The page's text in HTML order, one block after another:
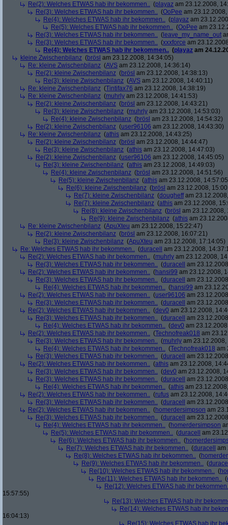
Re(2): Welches ETWAS hab ihr bekommen.. (playaz am 23.12.2008,
Re(3): Welches ETWAS hab ihr bekommen.. (OoPee am
Re(4): Welches ETWAS hab ihr bekommen.. (playaz am
Re(5): Welches ETWAS hab ihr bekommen.. (OoPee am
Re(3): Welches ETWAS hab ihr bekommen.. ( leave_my_name_out
Re(3): Welches ETWAS hab ihr bekommen.. (xxxforce am
Re(4): Welches ETWAS hab ihr bekommen.. (playaz am
kleine Zwischenbilanz (brösl am 23.12.2008, 14:34:05)
Re: kleine Zwischenbilanz (AVS am 23.12.2008, 14:36:14)
Re(2): kleine Zwischenbilanz (brösl am 23.12.2008, 14:38:13)
Re(3): kleine Zwischenbilanz (AVS am 23.12.2008, 14:40:11)
Re: kleine Zwischenbilanz (Tintifax76 am 23.12.2008, 14:38:19)
Re: kleine Zwischenbilanz (muhrly am 23.12.2008, 14:41:53)
Re(2): kleine Zwischenbilanz (brösl am 23.12.2008, 14:43:21)
Re(3): kleine Zwischenbilanz (muhrly am 23.12.2008, 14:53:03)
Re(4): kleine Zwischenbilanz (brösl am 23.12.2008, 14:54:32)
Re(2): kleine Zwischenbilanz (user96106 am 23.12.2008, 14:43:30)
Re: kleine Zwischenbilanz (athis am 23.12.2008, 14:43:25)
Re(2): kleine Zwischenbilanz (brösl am 23.12.2008, 14:44:47)
Re(3): kleine Zwischenbilanz (athis am 23.12.2008, 14:47:03)
Re(2): kleine Zwischenbilanz (user96106 am 23.12.2008, 14:45:05)
Re(3): kleine Zwischenbilanz (athis am 23.12.2008, 14:49:03)
Re(4): kleine Zwischenbilanz (brösl am 23.12.2008, 14:51:56)
Re(5): kleine Zwischenbilanz (athis am 23.12.2008,
Re(6): kleine Zwischenbilanz (brösl am 23.12.2008,
Re(7): kleine Zwischenbilanz (dougheffam
Re(7): kleine Zwischenbilanz (athis am 23.12.2008,
Re(8): kleine Zwischenbilanz (brösl am 23.12.2008,
Re(9): kleine Zwischenbilanz (athis am
Re: kleine Zwischenbilanz (ApuXteu am 23.12.2008, 15:22:47)
Re(2): kleine Zwischenbilanz (brösl am 23.12.2008, 16:07:21)
Re(3): kleine Zwischenbilanz (ApuXteu am 23.12.2008, 17:14:05)
Re: Welches ETWAS hab ihr bekommen.. (duracell
am 23.12.2008,
Re(2): Welches ETWAS hab ihr bekommen.. (muhrly am 23.12.2008,
Re(3): Welches ETWAS hab ihr bekommen.. (duracell
am
Re(2): Welches ETWAS hab ihr bekommen.. (hansi99 am 23.12.2008,
Re(3): Welches ETWAS hab ihr bekommen.. (duracell
am
Re(4): Welches ETWAS hab ihr bekommen.. (hansi99 am
Re(2): Welches ETWAS hab ihr bekommen.. (user96106 am
Re(3): Welches ETWAS hab ihr bekommen.. (duracell
am
Re(2): Welches ETWAS hab ihr bekommen.. (dev0 am 23.12.2008,
Re(3): Welches ETWAS hab ihr bekommen.. (duracell
am
Re(4): Welches ETWAS hab ihr bekommen.. (dev0 am
Re(2): Welches ETWAS hab ihr bekommen.. (Technofreak018 am
Re(3): Welches ETWAS hab ihr bekommen.. (muhrly am
Re(4): Welches ETWAS hab ihr bekommen.. (Technofreak018 am
Re(3): Welches ETWAS hab ihr bekommen.. (duracell
am
Re(2): Welches ETWAS hab ihr bekommen.. (athis am 23.12.2008,
Re(3): Welches ETWAS hab ihr bekommen.. (dev0 am 23.12.2008,
Re(3): Welches ETWAS hab ihr bekommen.. (duracell
am
Re(4): Welches ETWAS hab ihr bekommen.. (athis am
Re(2): Welches ETWAS hab ihr bekommen.. (rufus am 23.12.2008,
Re(3): Welches ETWAS hab ihr bekommen.. (duracell
am
Re(2): Welches ETWAS hab ihr bekommen.. (homerdersimpson am
Re(3): Welches ETWAS hab ihr bekommen.. (duracell
am
Re(4): Welches ETWAS hab ihr bekommen.. (homerdersimpson
Re(5): Welches ETWAS hab ihr bekommen.. (duracell
am
Re(6): Welches ETWAS hab ihr bekommen.. (
Re(7): Welches ETWAS hab ihr bekommen.. (duracell
am
Re(8): Welches ETWAS hab ihr bekommen.. (
Re(9): Welches ETWAS hab ihr bekommen.. (
Re(10): Welches ETWAS hab ihr bekommen.. (
Re(11): Welches ETWAS hab ihr bekommen.. (
Re(12): Welches ETWAS hab ihr
15:57:55)
Re(13): Welches ETWAS hab ihr
Re(14): Welches ETWAS hab ihr
16:04:13)
Re(15): Welches ETWAS hab ihr